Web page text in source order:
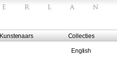
Kunstenaars Collecties
English